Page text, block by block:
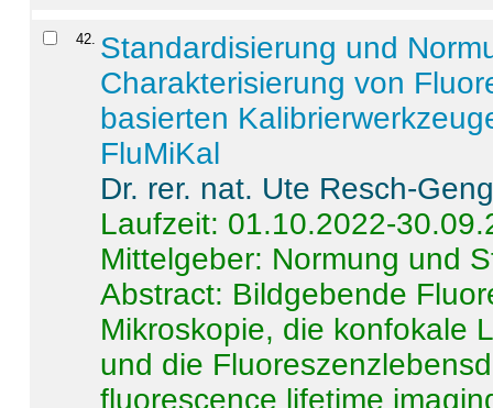
42. Standardisierung und
Charakterisierung von
basierten
FluMiKal
Dr. rer. nat. Ute Resch-
Laufzeit: 01.10.2022-
Mittelgeber: Normung und
Abstract: Bildgebende
Mikroskopie, die konfokale
und die
fluorescence lifetime